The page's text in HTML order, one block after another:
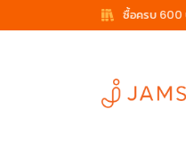
ซื้อครบ 600